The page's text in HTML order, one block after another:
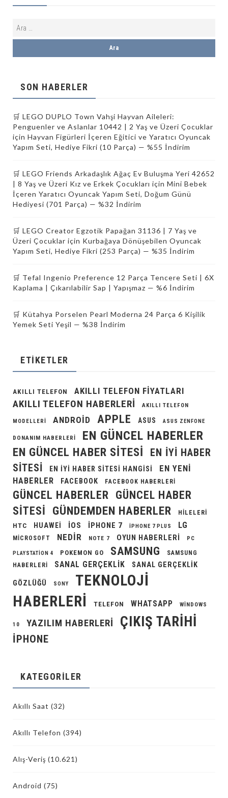
SON HABERLER
🛒 LEGO DUPLO Town Vahşi Hayvan Aileleri:
Penguenler ve Aslanlar 10442 | 2 Yaş ve Üzeri Çocuklar
için Hayvan Figürleri İçeren Eğitici ve Yaratıcı Oyuncak
Yapım Seti, Hediye Fikri (10 Parça) — %55 İndirim
🛒 LEGO Friends Arkadaşlık Ağaç Ev Buluşma Yeri 42652
| 8 Yaş ve Üzeri Kız ve Erkek Çocukları için Mini Bebek
İçeren Yaratıcı Oyuncak Yapım Seti, Doğum Günü
Hediyesi (701 Parça) — %32 İndirim
🛒 LEGO Creator Egzotik Papağan 31136 | 7 Yaş ve
Üzeri Çocuklar için Kurbağaya Dönüşebilen Oyuncak
Yapım Seti, Hediye Fikri (253 Parça) — %35 İndirim
🛒 Tefal Ingenio Preference 12 Parça Tencere Seti | 6X
Kaplama | Çıkarılabilir Sap | Yapışmaz — %6 İndirim
🛒 Kütahya Porselen Pearl Moderna 24 Parça 6 Kişilik
Yemek Seti Yeşil — %38 İndirim
ETIKETLER
AKILLI TELEFON AKILLI TELEFON FIYATLARI
AKILLI TELEFON HABERLERI AKILLI TELEFON
MODELLERI ANDROID APPLE ASUS ASUS ZENFONE
DONANIM HABERLERI EN GÜNCEL HABERLER
EN GÜNCEL HABER SITESI
EN IYI HABER
SITESI
EN IYI HABER SITESI HANGISI
EN YENI
HABERLER
FACEBOOK FACEBOOK HABERLERI
GÜNCEL HABERLER
GÜNCEL HABER
SITESI
GÜNDEMDEN HABERLER
HILELERI
HTC
HUAWEI IOS IPHONE 7 IPHONE 7 PLUS LG
MICROSOFT NEDIR NOTE 7 OYUN HABERLERI PC
PLAYSTATION 4 POKEMON GO SAMSUNG
SAMSUNG
HABERLERI
SANAL GERÇEKLIK SANAL GERÇEKLIK
GÖZLÜĞÜ SONY
TEKNOLOJI
HABERLERI
TELEFON WHATSAPP WINDOWS
10 YAZILIM HABERLERI ÇIKIŞ TARIHI
İPHONE
KATEGORILER
Akıllı Saat (32)
Akıllı Telefon (394)
Alış-Veriş (10.621)
Android (75)